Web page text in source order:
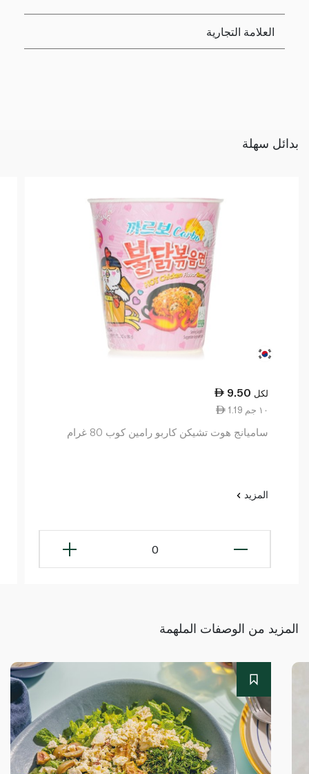
العلامة التجارية
بدائل سهلة
9.50 لكل
1.19 ١٠ جم
ساميانج هوت تشيكن كاربو رامين كوب 80 غرام
المزيد
0
المزيد من الوصفات الملهمة